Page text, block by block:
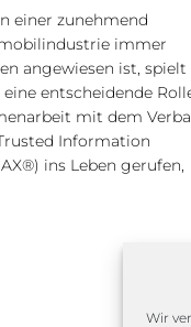
Wir
einer zunehmend
immer
angewiesen ist, spielt
entscheidende
mit dem
Information
ins Leben gerufen,